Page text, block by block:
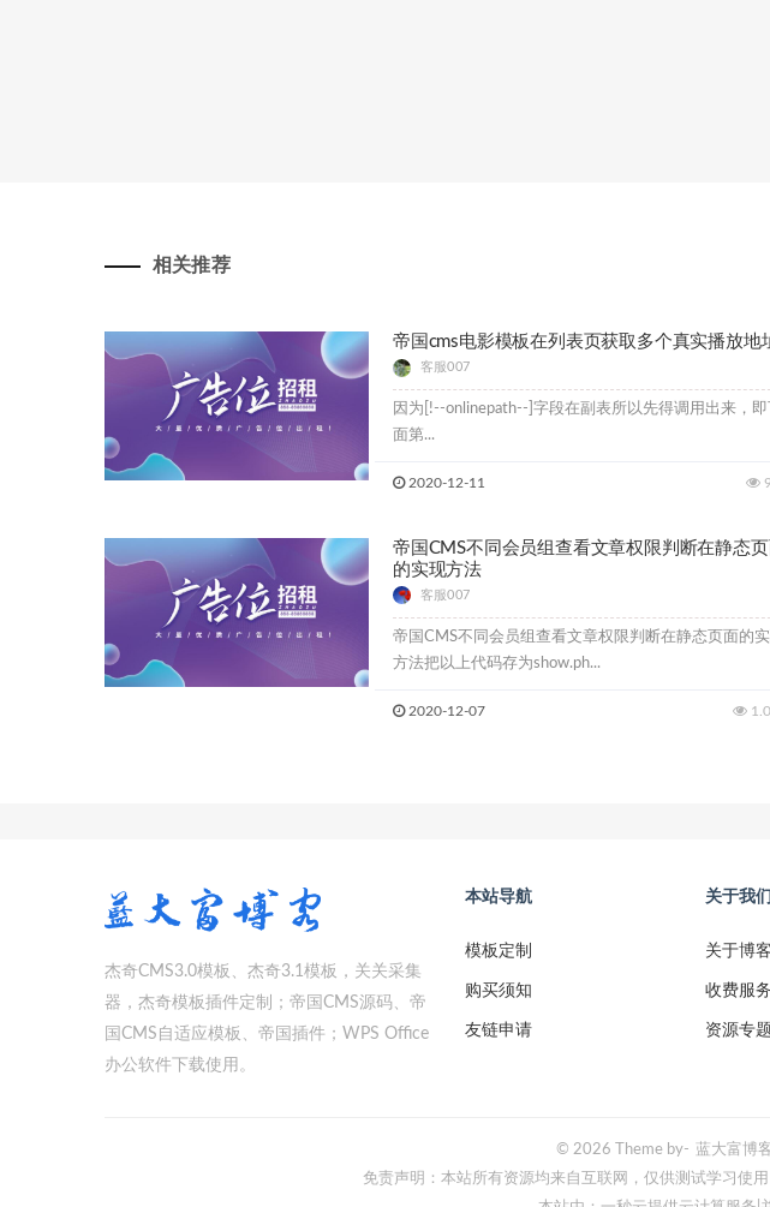
相关推荐
帝国cms电影模板在列表页获取多个真实播放地
客服007
因为[!--onlinepath--]字段在副表所以先得调用出来，即
面第...
2020-12-11
帝国CMS不同会员组查看文章权限判断在静态
的实现方法
客服007
帝国CMS不同会员组查看文章权限判断在静态页面的
方法把以上代码存为show.ph...
2020-12-07
杰奇CMS3.0模板、杰奇3.1模板，关关采集
器，杰奇模板插件定制；帝国CMS源码、帝
国CMS自适应模板、帝国插件；WPS Office
办公软件下载使用。
本站导航
模板定制
购买须知
友链申请
关于我们
关于博客
收费服务
资源专题
© 2026 Theme by- 蓝大富博
免责声明：本站所有资源均来自互联网，仅供测试学习使